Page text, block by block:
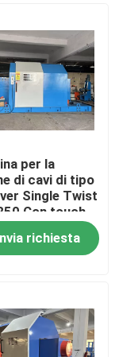
per la
di cavi di tipo
Single Twist
Con touch
richiesta